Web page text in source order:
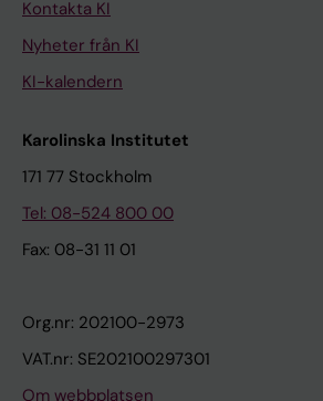
Kontakta KI
Nyheter från KI
KI-kalendern
Karolinska Institutet
171 77 Stockholm
Tel: 08-524 800 00
Fax: 08-31 11 01
Org.nr: 202100-2973
VAT.nr: SE202100297301
Om webbplatsen